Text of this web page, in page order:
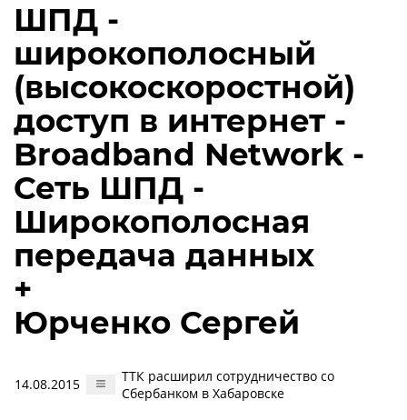
ШПД -
широкополосный
(высокоскоростной)
доступ в интернет -
Broadband Network -
Сеть ШПД -
Широкополосная
передача данных
+
Юрченко Сергей
14.08.2015
ТТК расширил сотрудничество со
Сбербанком в Хабаровске